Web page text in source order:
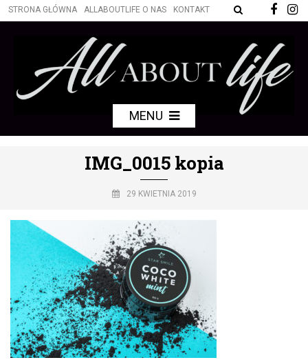
STRONA GŁÓWNA ALLABOUTLIFE O NAS KONTAKT
MENU
IMG_0015 kopia
29 KWIETNIA 2019